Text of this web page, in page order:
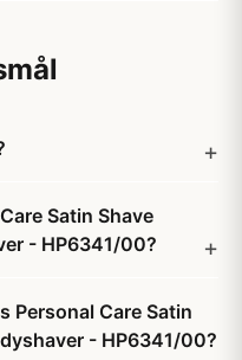
Satin Shave
- HP6341/00?
Personal Care Satin
- HP6341/00?